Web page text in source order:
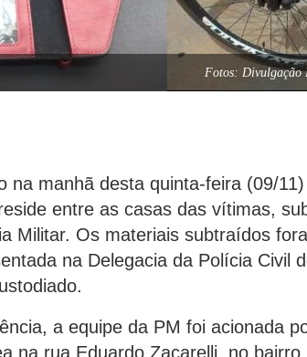
Fotos:
na manhã desta quinta-feira (09/
entre as casas das vítimas,
Militar. Os materiais subtraídos
na Delegacia da Polícia Civil
a equipe da PM foi acionada
na rua Eduardo Zacarelli, no